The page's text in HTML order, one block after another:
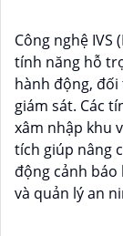
sắc nét độ
chất lượng đề
Công nghệ
tính năng hỗ
hành động,
giám sát. Các
xâm nhập khu
tích giúp nâng
động cảnh báo
và quản lý an